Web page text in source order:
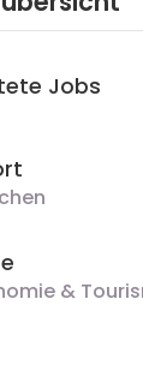
Jobs
&